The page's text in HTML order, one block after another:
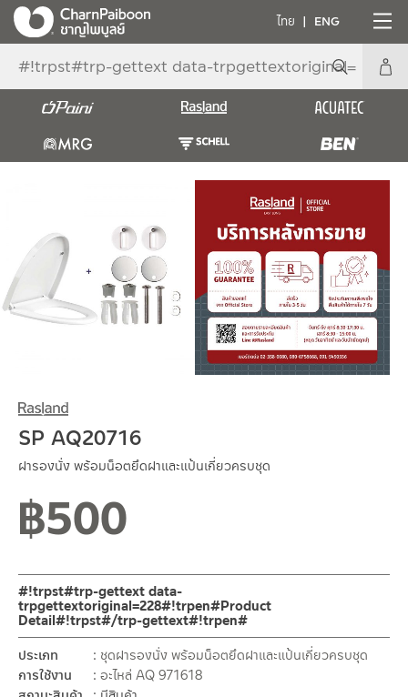
ไทย ENG
SP AQ20716
ฝารองนั่ง พร้อมน็อตยึดฝาและแป้นเกี่ยวครบชุด
฿500
#!trpst#trp-gettext data-
trpgettextoriginal=228#!trpen#Product
Detail#!trpst#/trp-gettext#!trpen#
ประเภท
ชุดฝารองนั่ง พร้อมน็อตยึดฝาและแป้นเกี่ยวครบชุด
การใช้งาน
อะไหล่ AQ 971618